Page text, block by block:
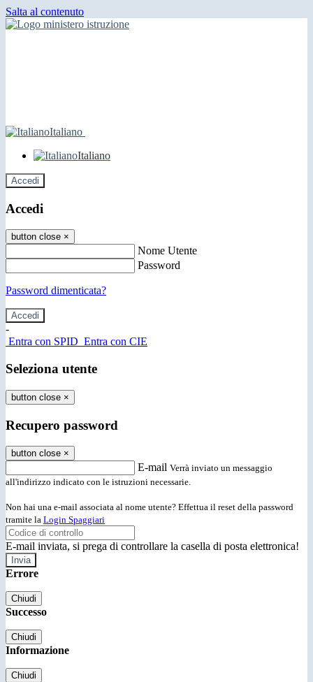
Salta al contenuto
Italiano
Italiano
Accedi
Accedi
button close ×
Nome Utente
Password
Password dimenticata?
-
Entra con SPID Entra con CIE
Seleziona utente
button close ×
Recupero password
button close ×
E-mail Verrà inviato un messaggio
all'indirizzo indicato con le istruzioni necessarie.
Non hai una e-mail associata al nome utente? Effettua il reset della password
tramite la Login Spaggiari
E-mail inviata, si prega di controllare la casella di posta elettronica!
Errore
Chiudi
Successo
Chiudi
Informazione
Chiudi